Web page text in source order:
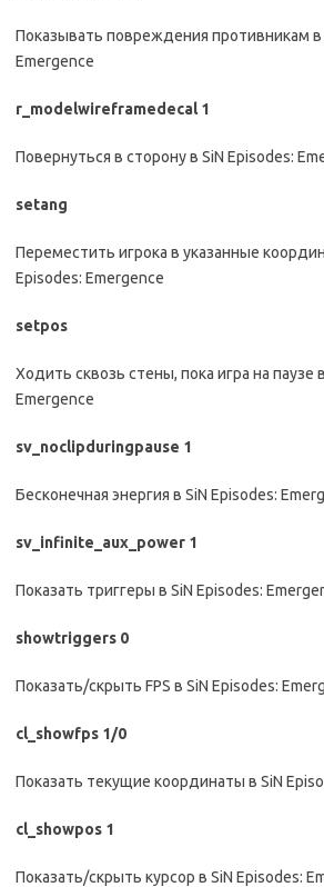
Показывать повреждения противникам в
Emergence
r_modelwireframedecal 1
Повернуться в сторону в SiN Episodes:
setang
Переместить игрока в указанные
Episodes: Emergence
setpos
Ходить сквозь стены, пока игра на паузе
Emergence
sv_noclipduringpause 1
Бесконечная энергия в SiN Episodes:
sv_infinite_aux_power 1
Показать триггеры в SiN Episodes:
showtriggers 0
Показать/скрыть FPS в SiN Episodes:
cl_showfps 1/0
Показать текущие координаты в SiN
cl_showpos 1
Показать/скрыть курсор в SiN Episodes: